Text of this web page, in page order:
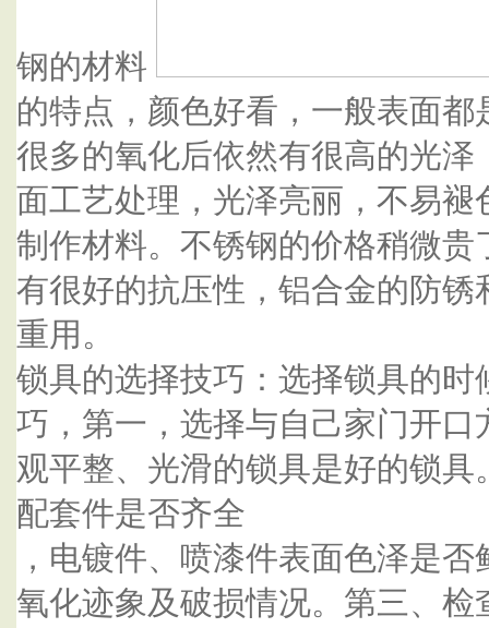
钢的材料
的特点，颜色好看，一般表面
很多的氧化后依然有很高的光泽
面工艺处理，光泽亮丽，不易
制作材料。不锈钢的价格稍微
有很好的抗压性，铝合金的防
重用。
锁具的选择技巧：选择锁具的
巧，第一，选择与自己家门开
观平整、光滑的锁具是好的锁
配套件是否齐全
，电镀件、喷漆件表面色泽是
氧化迹象及破损情况。第三、